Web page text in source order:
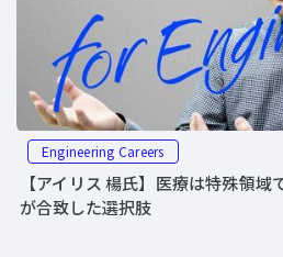
Engineering Careers
【アイリス 楊氏】医療は特殊領
が合致した選択肢